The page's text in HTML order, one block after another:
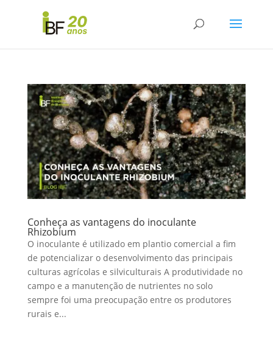
Conheça as vantagens do inoculante
Rhizobium
O inoculante é utilizado em plantio comercial a fim
de potencializar o desenvolvimento das principais
culturas agrícolas e silviculturais A produtividade no
campo e a manutenção de nutrientes no solo
sempre foi uma preocupação entre os produtores
rurais e...